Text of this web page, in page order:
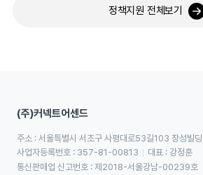
정책지원 전체보기
(주)커넥트어센드
주소 : 서울특별시 서초구 사평대로53길103 창성빌
사업자등록번호 : 357-81-00813
대표 : 강정훈
통신판매업 신고번호 : 제2018-서울강남-00239호